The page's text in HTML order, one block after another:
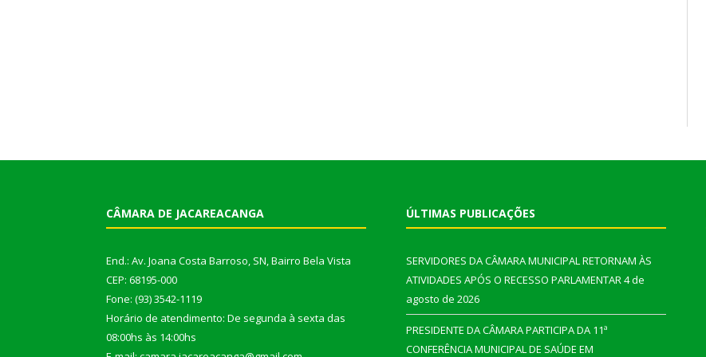
CÂMARA DE JACAREACANGA
End.: Av. Joana Costa Barroso, SN, Bairro Bela Vista
CEP: 68195-000
Fone: (93) 3542-1119
Horário de atendimento: De segunda à sexta das
08:00hs às 14:00hs
ÚLTIMAS PUBLICAÇÕES
SERVIDORES DA CÂMARA MUNICIPAL RETORNAM ÀS
ATIVIDADES APÓS O RECESSO PARLAMENTAR4 de
agosto de 2026
PRESIDENTE DA CÂMARA PARTICIPA DA 11ª
CONFERÊNCIA MUNICIPAL DE SAÚDE EM